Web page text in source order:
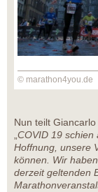
© marathon4you.de
Nun teilt
COVID 19 schien
Hoffnung, unsere
können. Wir
derzeit geltenden